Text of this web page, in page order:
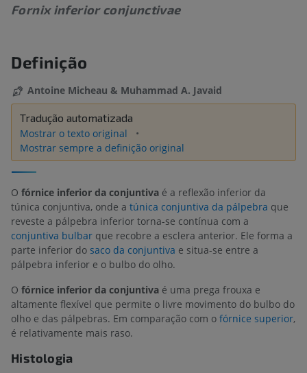
Fornix inferior conjunctivae
Definição
Antoine Micheau & Muhammad A. Javaid
Tradução automatizada
Mostrar o texto original
Mostrar sempre a definição original
O fórnice inferior da conjuntiva é a reflexão inferior da
túnica conjuntiva, onde a túnica conjuntiva da pálpebra que
reveste a pálpebra inferior torna-se contínua com a
conjuntiva bulbar que recobre a esclera anterior. Ele forma a
parte inferior do saco da conjuntiva e situa-se entre a
pálpebra inferior e o bulbo do olho.
O fórnice inferior da conjuntiva é uma prega frouxa e
altamente flexível que permite o livre movimento do bulbo do
olho e das pálpebras. Em comparação com o fórnice superior,
é relativamente mais raso.
Histologia